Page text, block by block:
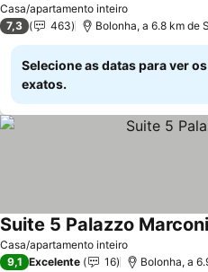
Casa/apartamento inteiro
7,3 463 Bolonha, a 6.8 km de
Selecione as datas para ver
exatos.
Casa/apartamento inteiro
Suite 5 Palazzo Marconi
9,1 Excelente 16 Bolonha, a